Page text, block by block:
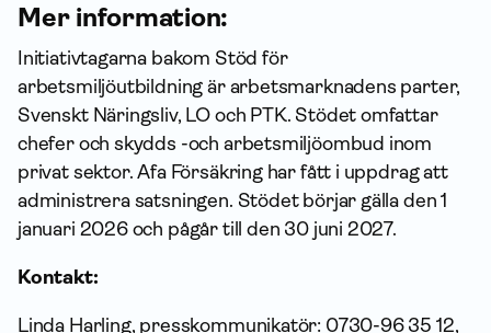
Mer information:
Initiativtagarna bakom Stöd för
arbetsmiljöutbildning är arbetsmarknadens parter,
Svenskt Näringsliv, LO och PTK. Stödet omfattar
chefer och skydds -och arbetsmiljöombud inom
privat sektor. Afa Försäkring har fått i uppdrag att
administrera satsningen. Stödet börjar gälla den 1
januari 2026 och pågår till den 30 juni 2027.
Kontakt:
Linda Harling, presskommunikatör: 0730-96 35 12,